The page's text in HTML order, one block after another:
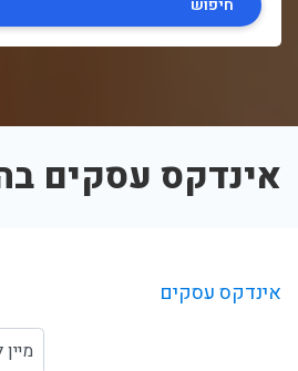
חיפוש
אינדקס עסקים
אינדקס עסקים